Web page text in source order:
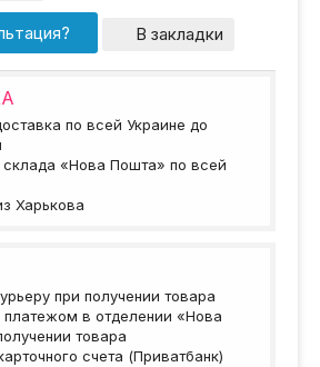
В закладки
по всей Украине до
«Нова Пошта» по всей
Харькова
при получении товара
в отделении «Нова
товара
счета (Приватбанк)